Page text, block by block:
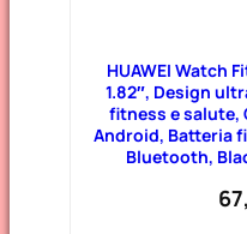
HUAWEI Watch
1.82″, Design
fitness e salute,
Android, Batteria
Bluetooth,